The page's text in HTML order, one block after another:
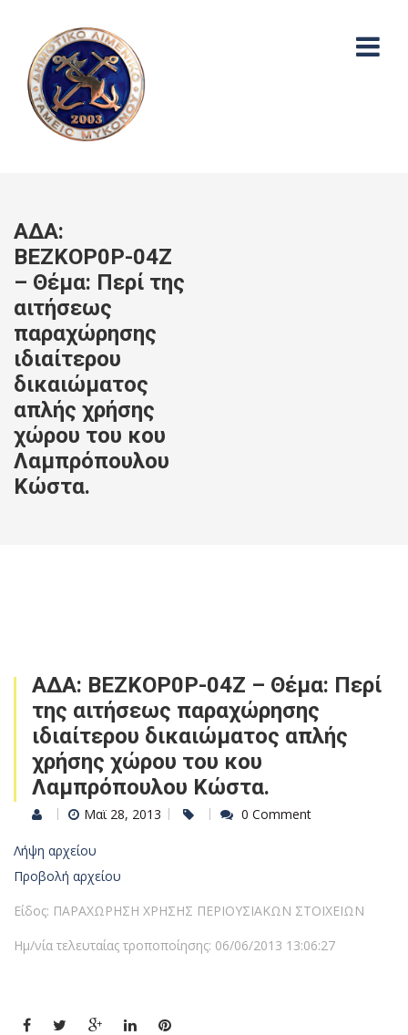
ΑΔΑ:
ΒΕΖΚΟΡ0Ρ-04Ζ
– Θέμα: Περί της
αιτήσεως
παραχώρησης
ιδιαίτερου
δικαιώματος
απλής χρήσης
χώρου του κου
Λαμπρόπουλου
Κώστα.
ΑΔΑ: ΒΕΖΚΟΡ0Ρ-04Ζ – Θέμα: Περί
της αιτήσεως παραχώρησης
ιδιαίτερου δικαιώματος απλής
χρήσης χώρου του κου
Λαμπρόπουλου Κώστα.
Μαϊ 28, 2013 0 Comment
Λήψη αρχείου
Προβολή αρχείου
Είδος: ΠΑΡΑΧΩΡΗΣΗ ΧΡΗΣΗΣ ΠΕΡΙΟΥΣΙΑΚΩΝ ΣΤΟΙΧΕΙΩΝ
Ημ/νία τελευταίας τροποποίησης: 06/06/2013 13:06:27